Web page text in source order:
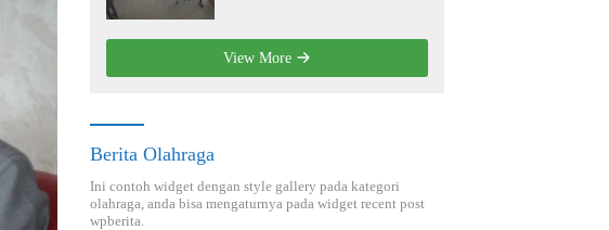
View More
Berita Olahraga
Ini contoh widget dengan style gallery pada kategori
olahraga, anda bisa mengaturnya pada widget recent post
wpberita.